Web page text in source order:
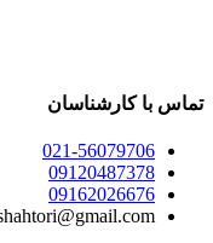
تماس با کارشناسان
021-56079706
09120487378
09162026676